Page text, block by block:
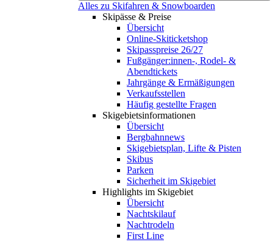
Alles zu Skifahren & Snowboarden
Skipässe & Preise
Übersicht
Online-Skiticketshop
Skipasspreise 26/27
Fußgänger:innen-, Rodel- &
Abendtickets
Jahrgänge & Ermäßigungen
Verkaufsstellen
Häufig gestellte Fragen
Skigebiets­informationen
Übersicht
Bergbahnnews
Skigebietsplan, Lifte & Pisten
Skibus
Parken
Sicherheit im Skigebiet
Highlights im Skigebiet
Übersicht
Nachtskilauf
Nachtrodeln
First Line